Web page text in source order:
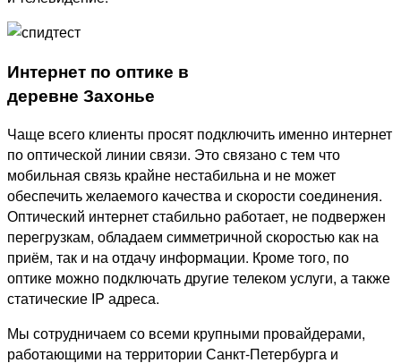
Интернет по оптике в
деревне Захонье
Чаще всего клиенты просят подключить именно интернет
по оптической линии связи. Это связано с тем что
мобильная связь крайне нестабильна и не может
обеспечить желаемого качества и скорости соединения.
Оптический интернет стабильно работает, не подвержен
перегрузкам, обладаем симметричной скоростью как на
приём, так и на отдачу информации. Кроме того, по
оптике можно подключать другие телеком услуги, а также
статические IP адреса.
Мы сотрудничаем со всеми крупными провайдерами,
работающими на территории Санкт-Петербурга и